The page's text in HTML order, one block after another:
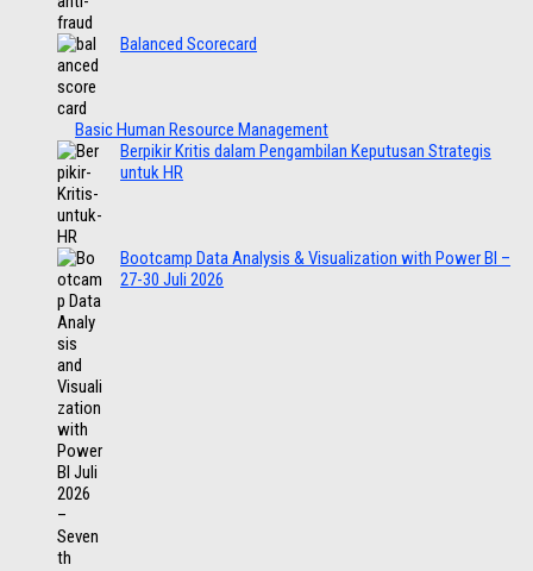
Balanced Scorecard
Basic Human Resource Management
Berpikir Kritis dalam Pengambilan Keputusan Strategis
untuk HR
Bootcamp Data Analysis & Visualization with Power BI –
27-30 Juli 2026